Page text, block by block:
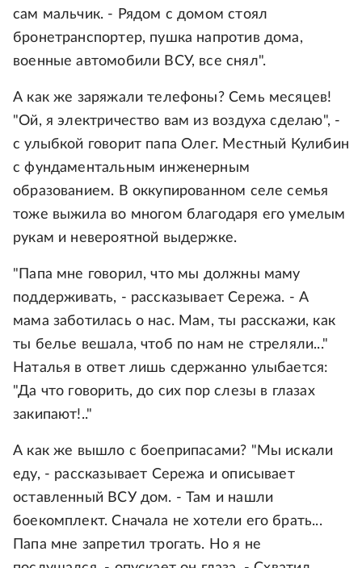
сам мальчик. - Рядом с домом стоял
бронетранспортер, пушка напротив дома,
военные автомобили ВСУ, все снял".
А как же заряжали телефоны? Семь месяцев!
"Ой, я электричество вам из воздуха сделаю", -
с улыбкой говорит папа Олег. Местный Кулибин
с фундаментальным инженерным
образованием. В оккупированном селе семья
тоже выжила во многом благодаря его умелым
рукам и невероятной выдержке.
"Папа мне говорил, что мы должны маму
поддерживать, - рассказывает Сережа. - А
мама заботилась о нас. Мам, ты расскажи, как
ты белье вешала, чтоб по нам не стреляли..."
Наталья в ответ лишь сдержанно улыбается:
"Да что говорить, до сих пор слезы в глазах
закипают!.."
А как же вышло с боеприпасами? "Мы искали
еду, - рассказывает Сережа и описывает
оставленный ВСУ дом. - Там и нашли
боекомплект. Сначала не хотели его брать...
Папа мне запретил трогать. Но я не